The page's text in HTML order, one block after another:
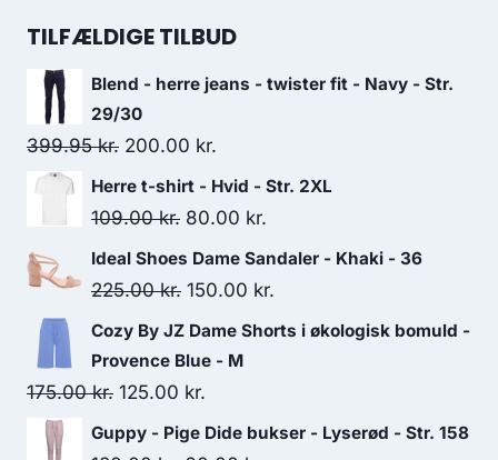
was:
is:
TILFÆLDIGE TILBUD
Blend - herre jeans - twister fit - Navy - Str.
29/30
399.95kr. Original
price
was:
200.00 kr.
price
is:
Herre t-shirt - Hvid - Str. 2XL
109.00kr. Original
price
was:
80.00 kr.
price
is:
Ideal Shoes Dame Sandaler - Khaki - 36
225.00kr. Original
price
was:
225.00 kr..
150.00 kr.
price
Cozy By JZ Dame Shorts i økologisk bomuld -
Provence Blue - M
175.00kr. Original
price
125.00 kr.
price
Guppy - Pige Dide bukser - Lyserød - Str. 158